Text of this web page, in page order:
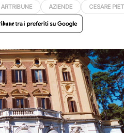
ARTRIBUNE AZIENDE CESARE